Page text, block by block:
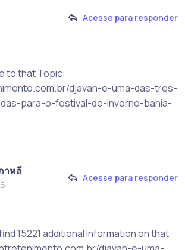
Acesse para responder
to that Topic:
djavan-e-uma-das-tres-
para-o-festival-de-inverno-bahia-
าหลี
Acesse para responder
15221 additional Information on that